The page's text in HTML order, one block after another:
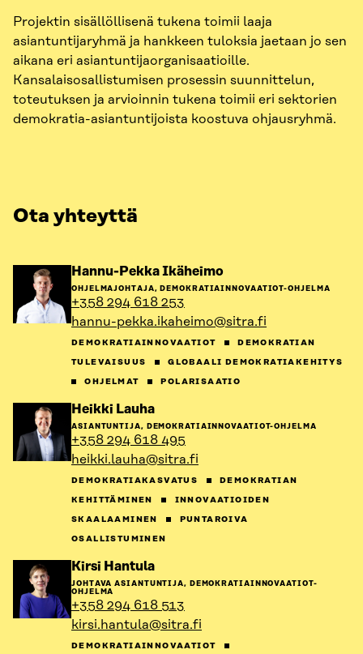
Projektin sisällöllisenä tukena toimii laaja
asiantuntijaryhmä ja hankkeen tuloksia jaetaan jo sen
aikana eri asiantuntijaorganisaatioille.
Kansalaisosallistumisen prosessin suunnittelun,
toteutuksen ja arvioinnin tukena toimii eri sektorien
demokratia-asiantuntijoista koostuva ohjausryhmä.
Ota yhteyttä
Hannu-Pekka IkäheimoSiirry
henkilön
OHJELMAJOHTAJA, DEMOKRATIAINNOVAATIOT-OHJELMA
+358 294 618 253
hannu-pekka.ikaheimo@sitra.fi
DEMOKRATIAINNOVAATIOT
DEMOKRATIAN
TULEVAISUUS
GLOBAALI DEMOKRATIAKEHITYS
OHJELMAT
POLARISAATIO
Heikki LauhaSiirry
henkilön
sivulle
ASIANTUNTIJA, DEMOKRATIAINNOVAATIOT-OHJELMA
+358 294 618 495
heikki.lauha@sitra.fi
DEMOKRATIAKASVATUS
DEMOKRATIAN
KEHITTÄMINEN
INNOVAATIOIDEN
SKAALAAMINEN
PUNTAROIVA
OSALLISTUMINEN
Kirsi HantulaSiirry
henkilön
sivulle
JOHTAVA ASIANTUNTIJA, DEMOKRATIAINNOVAATIOT-
OHJELMA
+358 294 618 513
kirsi.hantula@sitra.fi
DEMOKRATIAINNOVAATIOT